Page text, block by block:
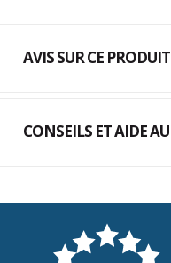
AVIS SUR CE PRODUIT
CONSEILS ET AIDE